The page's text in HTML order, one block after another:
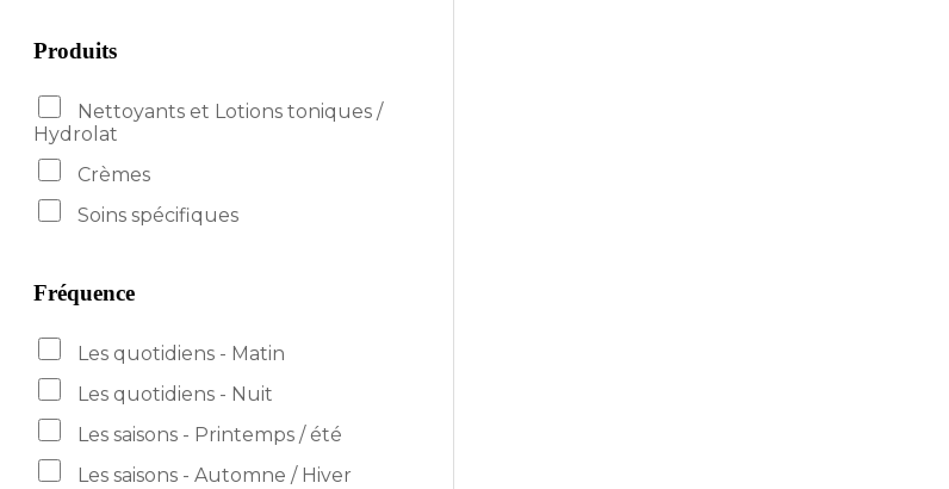
Produits
Nettoyants et Lotions toniques /
Hydrolat
Crèmes
Soins spécifiques
Fréquence
Les quotidiens - Matin
Les quotidiens - Nuit
Les saisons - Printemps / été
Les saisons - Automne / Hiver